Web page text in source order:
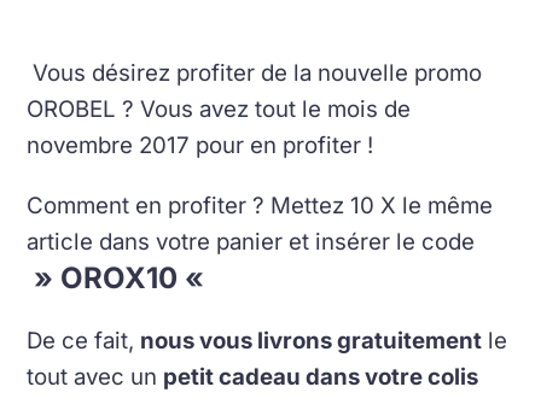
Vous désirez profiter de la nouvelle promo
OROBEL ? Vous avez tout le mois de
novembre 2017 pour en profiter !
Comment en profiter ? Mettez 10 X le même
article dans votre panier et insérer le code
» OROX10 «
De ce fait, nous vous livrons gratuitement le
tout avec un petit cadeau dans votre colis